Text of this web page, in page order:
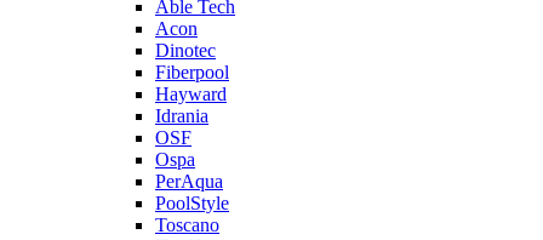
Able Tech
Acon
Dinotec
Fiberpool
Hayward
Idrania
OSF
Ospa
PerAqua
PoolStyle
Toscano